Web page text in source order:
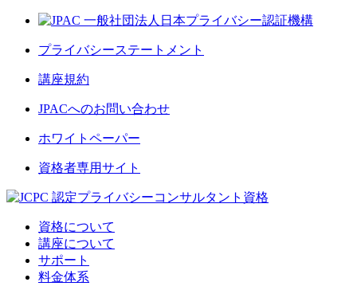
プライバシーステートメント
講座規約
JPACへのお問い合わせ
ホワイトペーパー
資格者専用サイト
資格について
講座について
サポート
料金体系